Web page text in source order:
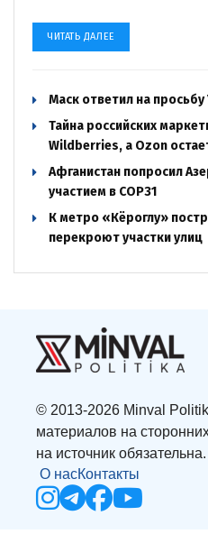
ЧИТАТЬ ДАЛЕЕ
Маск ответил на
Тайна российских
Wildberries, а Ozon
Афганистан попросил
участием в COP31
К метро «Кёроглу»
перекроют участки улиц
© 2013-2026 Minval
материалов на
на источник обязательна.
О насКонтакты